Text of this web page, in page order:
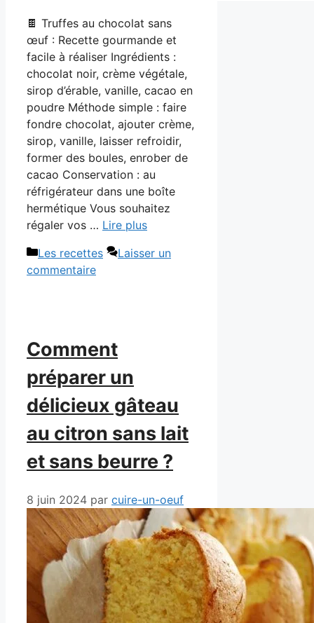
🍫 Truffes au chocolat sans
œuf : Recette gourmande et
facile à réaliser Ingrédients :
chocolat noir, crème végétale,
sirop d’érable, vanille, cacao en
poudre Méthode simple : faire
fondre chocolat, ajouter crème,
sirop, vanille, laisser refroidir,
former des boules, enrober de
cacao Conservation : au
réfrigérateur dans une boîte
hermétique Vous souhaitez
régaler vos … Lire plus
Catégories
Les recettes
Laisser un
commentaire
Comment
préparer un
délicieux gâteau
au citron sans lait
et sans beurre ?
8 juin 2024 par cuire-un-oeuf